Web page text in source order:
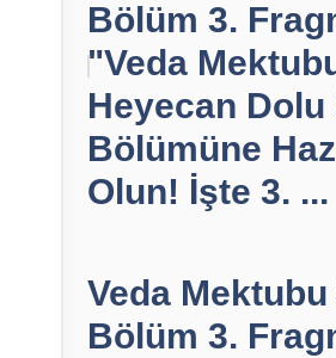
Bölüm 3.
"Veda
Heyecan Dolu
Bölümüne
Olun! İşte 3. ...
Veda Mektubu
Bölüm 3.